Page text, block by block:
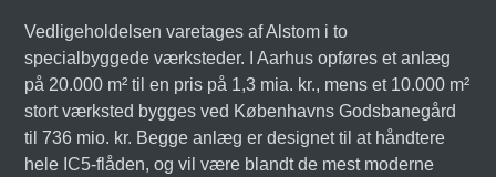
Vedligeholdelsen varetages af Alstom i to
specialbyggede værksteder. I Aarhus opføres et anlæg
på 20.000 m² til en pris på 1,3 mia. kr., mens et 10.000 m²
stort værksted bygges ved Københavns Godsbanegård
til 736 mio. kr. Begge anlæg er designet til at håndtere
hele IC5-flåden, og vil være blandt de mest moderne